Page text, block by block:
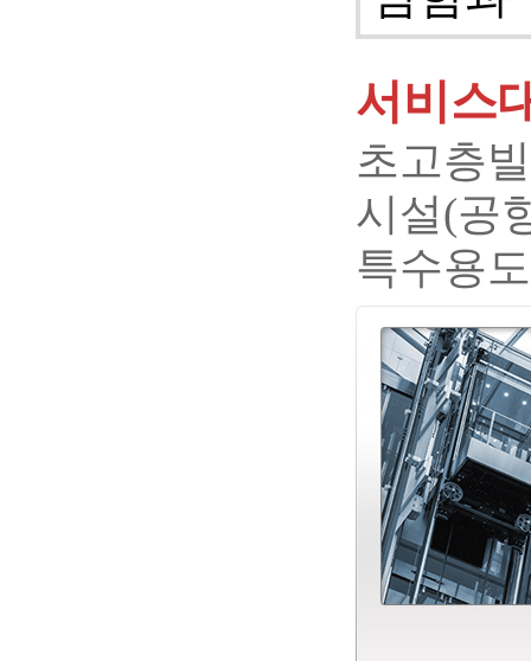
서비스
초고층
시설(공
특수용